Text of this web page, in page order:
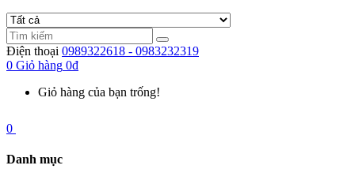
Điện thoại 0989322618 - 0983232319
0 Giỏ hàng 0đ
Giỏ hàng của bạn trống!
0
Danh mục